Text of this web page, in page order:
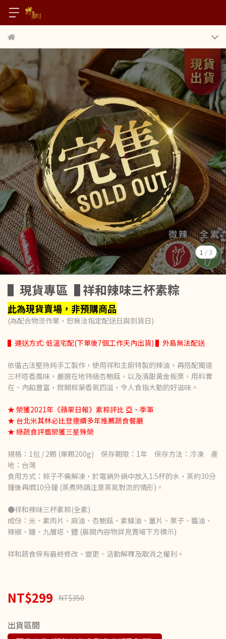
1 /3
▌現貨專區▐ 祥和辣味三杯素粽
此為現貨賣場，非預購商品
(為配合物流作業，恕無法指定配送日與到貨日)
▌運送方式: 低溫宅配(下單後7個工作天內出貨) ▌外島無法配送
依循古法堅持純手工製作，使用祥和主廚特製的辣油，再搭配獨道
三杯塔香風味，嚴選在地特級杏鮑菇，以及清甜黃金板栗，用料實
在、內餡豐富，掀開粽葉香氣四溢，令人食指大動的好滋味。
★ 榮獲2021年《蘋果日報》素粽評比 亞、季軍
★ 台北米其林必比登連續多年推薦蔬食餐廳
★ 綠蔬食評鑑榮獲三星殊榮
規格：1包 / 2顆 (單顆200g) 保存期限：1年 保存方法：冷凍 產
地：台灣
食用方式：粽子不需解凍，於電鍋外鍋中放入1.5杯的水，蒸約30分
鐘後再燜10分鐘 (蒸煮時請注意蒸氣對流的情形)。
●祥和辣味三杯素粽(全素)
成份：米、素肉片、麻油、杏鮑菇、素蠔油、薑片、栗子、醬油、
辣椒、糖、九層塔、鹽 (展開內容物詳見賣場下方標示)
祥和蔬食保有最終修改、變更、活動解釋及取消之權利。
NT$299 NT$350
出貨區間